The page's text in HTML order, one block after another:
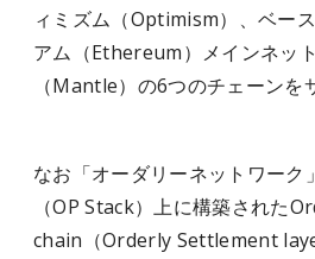
ィミズム（Optimism）、ベー
アム（Ethereum）メインネッ
（Mantle）の6つのチェーンを
なお「オーダリーネットワーク
（OP Stack）上に構築された
chain（Orderly Settlement